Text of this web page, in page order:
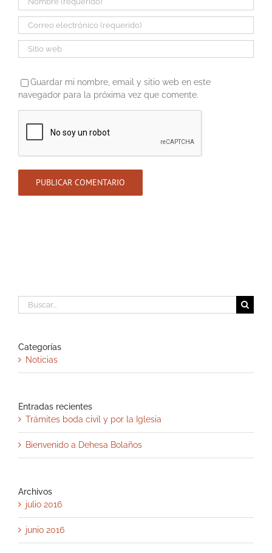
Guardar mi nombre, email y sitio web en este
navegador para la próxima vez que comente.
Buscar:
Categorías
Noticias
Entradas recientes
Trámites boda civil y por la Iglesia
Bienvenido a Dehesa Bolaños
Archivos
julio 2016
junio 2016